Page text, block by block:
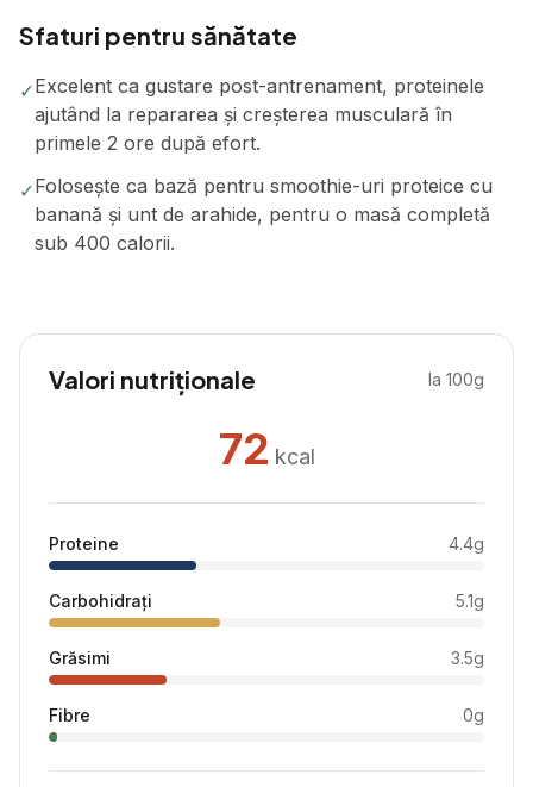
Sfaturi pentru sănătate
✓Excelent ca gustare post-antrenament, proteinele
ajutând la repararea și creșterea musculară în
primele 2 ore după efort.
✓Folosește ca bază pentru smoothie-uri proteice cu
banană și unt de arahide, pentru o masă completă
sub 400 calorii.
Valori nutriționale la 100g
72 kcal
Proteine 4.4g
Carbohidrați 5.1g
Grăsimi 3.5g
Fibre 0g